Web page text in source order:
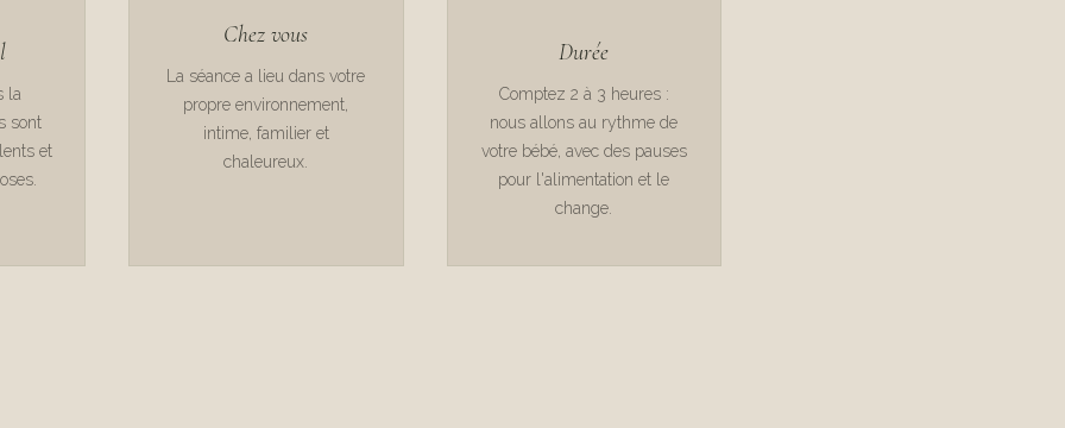
la
sont
et
Chez vous
La séance a lieu dans votre
propre environnement,
intime, familier et
chaleureux.
Durée
Comptez 2 à 3 heures :
nous allons au rythme de
votre bébé, avec des pauses
pour l'alimentation et le
change.